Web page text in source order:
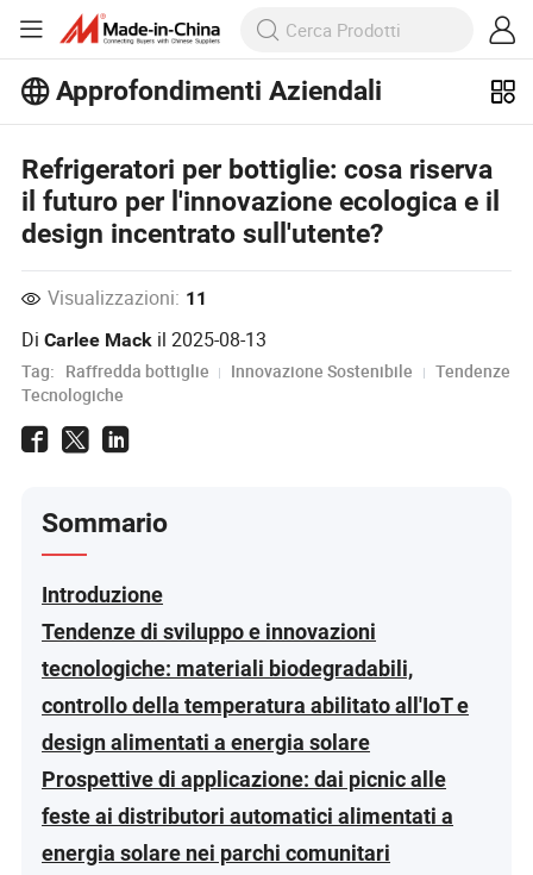
Approfondimenti Aziendali
Refrigeratori per bottiglie: cosa riserva
il futuro per l'innovazione ecologica e il
design incentrato sull'utente?
Visualizzazioni: 11
DiCarlee Mack il2025-08-13
Tag: Raffredda bottiglie Innovazione Sostenibile
Tendenze
Tecnologiche
Sommario
Introduzione
Tendenze di sviluppo e innovazioni
tecnologiche: materiali biodegradabili,
controllo della temperatura abilitato all'IoT e
design alimentati a energia solare
Prospettive di applicazione: dai picnic alle
feste ai distributori automatici alimentati a
energia solare nei parchi comunitari